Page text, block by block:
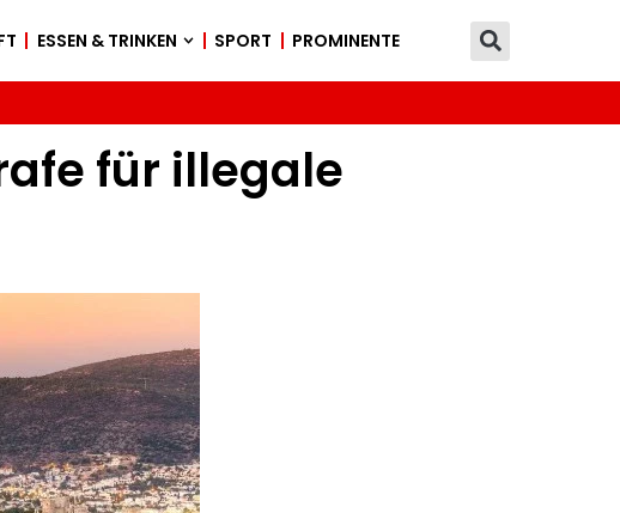
ESSEN & TRINKEN SPORT PROMINENTE
für illegale